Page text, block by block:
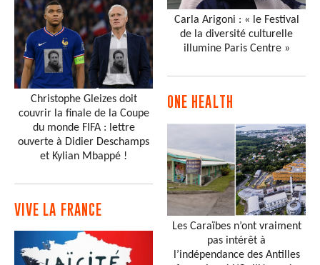
Christophe Gleizes doit
couvrir la finale de la Coupe
du monde FIFA : lettre
ouverte à Didier Deschamps
et Kylian Mbappé !
VIVE LA FRANCE
Carla Arigoni : « le Festival
de la diversité culturelle
illumine Paris Centre »
ONE HEALTH
Les Caraïbes n’ont vraiment
pas intérêt à
l’indépendance des Antilles